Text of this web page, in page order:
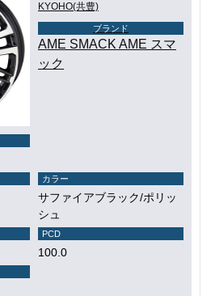
KYOHO(共豊)
ブランド
AME SMACK AME スマ
ック
カラー
サファイアブラック/ポリッ
シュ
PCD
100.0